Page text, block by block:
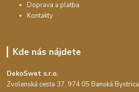
Doprava a platba
Kontakty
Kde nás nájdete
DekoSwet s.r.o.
Zvolenská cesta 37, 974 05 Banská Bystrica